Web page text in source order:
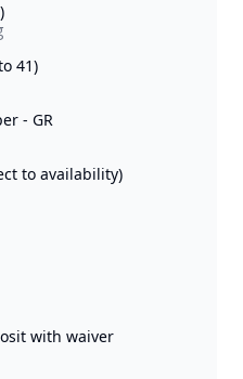
41)
- GR
to availability)
with waiver